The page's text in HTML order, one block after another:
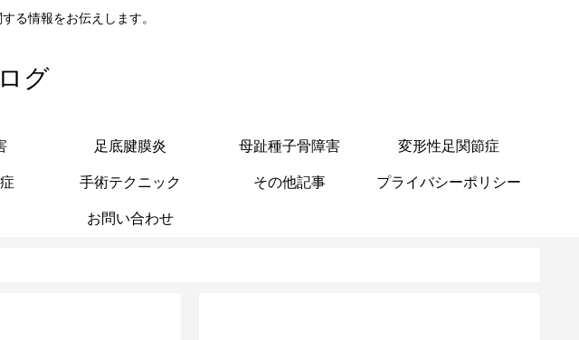
る情報をお伝えします。
グ
足底腱膜炎 母趾種子骨障害 変形性足関節症
手術テクニック その他記事 プライバシーポリシー
お問い合わせ